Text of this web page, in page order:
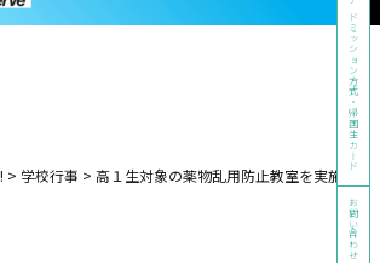
アドミッション方式・帰国生カード
お問い合わせ
> 学校行事 > 高１生対象の薬物乱用防止教室を実施しま